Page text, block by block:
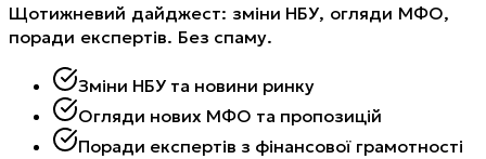
Щотижневий дайджест: зміни НБУ, огляди МФО,
поради експертів. Без спаму.
Зміни НБУ та новини ринку
Огляди нових МФО та пропозицій
Поради експертів з фінансової грамотності